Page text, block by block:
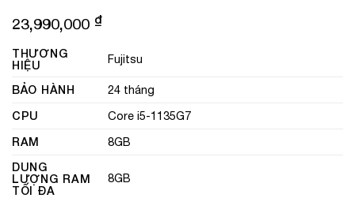
23,990,000 ₫
THƯƠNG
HIỆU
Fujitsu
BẢO HÀNH
24 tháng
CPU
Core i5-1135G7
RAM
8GB
DUNG
LƯỢNG RAM
TỐI ĐA
8GB